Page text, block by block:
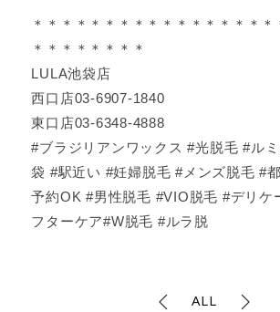
＊＊＊＊＊＊＊＊＊＊＊＊＊＊＊＊＊
＊＊＊＊＊＊＊＊
LULA池袋店
西口店03-6907-1840
東口店03-6348-4888
#ブラジリアンワックス #光脱毛 #ル
袋 #駅近い #妊婦脱毛 #メンズ脱毛 #
予約OK #男性脱毛 #VIO脱毛 #デリケ
フターケア#W脱毛 #ルラ脱
ALL